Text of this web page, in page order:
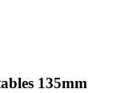
135mm